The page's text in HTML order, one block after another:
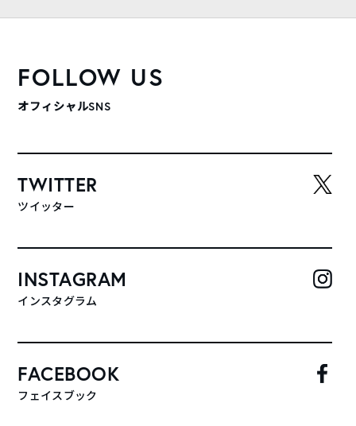
FOLLOW US
オフィシャルSNS
TWITTER
ツイッター
INSTAGRAM
インスタグラム
FACEBOOK
フェイスブック